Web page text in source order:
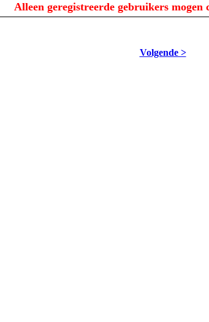
Alleen geregistreerde gebruikers mogen
Volgende >